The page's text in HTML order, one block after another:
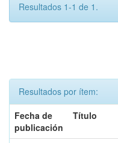
Resultados 1-1 de 1.
Resultados por ítem:
Fecha de
publicación
Título